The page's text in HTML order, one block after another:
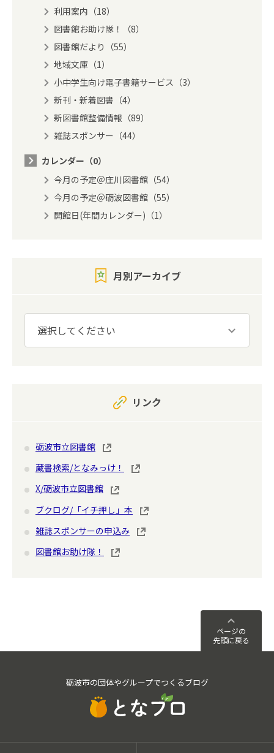
利用案内（18）
図書館お助け隊！（8）
図書館だより（55）
地域文庫（1）
小中学生向け電子書籍サービス（3）
新刊・新着図書（4）
新図書館整備情報（89）
雑誌スポンサー（44）
カレンダー（0）
今月の予定＠庄川図書館（54）
今月の予定＠砺波図書館（55）
開館日(年間カレンダー)（1）
月別アーカイブ
リンク
砺波市立図書館
蔵書検索/となみっけ！
X/砺波市立図書館
ブクログ/「イチ押し」本
雑誌スポンサーの申込み
図書館お助け隊！
ページの
先頭に戻る
砺波市の団体やグループでつくるブログ